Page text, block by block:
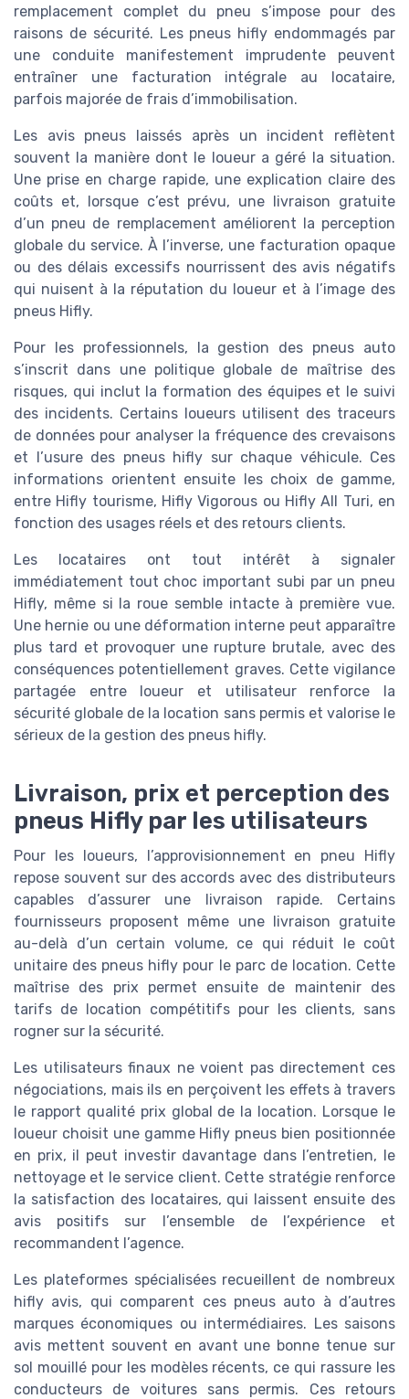
remplacement complet du pneu s’impose pour des
raisons de sécurité. Les pneus hifly endommagés par
une conduite manifestement imprudente peuvent
entraîner une facturation intégrale au locataire,
parfois majorée de frais d’immobilisation.
Les avis pneus laissés après un incident reflètent
souvent la manière dont le loueur a géré la situation.
Une prise en charge rapide, une explication claire des
coûts et, lorsque c’est prévu, une livraison gratuite
d’un pneu de remplacement améliorent la perception
globale du service. À l’inverse, une facturation opaque
ou des délais excessifs nourrissent des avis négatifs
qui nuisent à la réputation du loueur et à l’image des
pneus Hifly.
Pour les professionnels, la gestion des pneus auto
s’inscrit dans une politique globale de maîtrise des
risques, qui inclut la formation des équipes et le suivi
des incidents. Certains loueurs utilisent des traceurs
de données pour analyser la fréquence des crevaisons
et l’usure des pneus hifly sur chaque véhicule. Ces
informations orientent ensuite les choix de gamme,
entre Hifly tourisme, Hifly Vigorous ou Hifly All Turi, en
fonction des usages réels et des retours clients.
Les locataires ont tout intérêt à signaler
immédiatement tout choc important subi par un pneu
Hifly, même si la roue semble intacte à première vue.
Une hernie ou une déformation interne peut apparaître
plus tard et provoquer une rupture brutale, avec des
conséquences potentiellement graves. Cette vigilance
partagée entre loueur et utilisateur renforce la
sécurité globale de la location sans permis et valorise le
sérieux de la gestion des pneus hifly.
Livraison, prix et perception des
pneus Hifly par les utilisateurs
Pour les loueurs, l’approvisionnement en pneu Hifly
repose souvent sur des accords avec des distributeurs
capables d’assurer une livraison rapide. Certains
fournisseurs proposent même une livraison gratuite
au-delà d’un certain volume, ce qui réduit le coût
unitaire des pneus hifly pour le parc de location. Cette
maîtrise des prix permet ensuite de maintenir des
tarifs de location compétitifs pour les clients, sans
rogner sur la sécurité.
Les utilisateurs finaux ne voient pas directement ces
négociations, mais ils en perçoivent les effets à travers
le rapport qualité prix global de la location. Lorsque le
loueur choisit une gamme Hifly pneus bien positionnée
en prix, il peut investir davantage dans l’entretien, le
nettoyage et le service client. Cette stratégie renforce
la satisfaction des locataires, qui laissent ensuite des
avis positifs sur l’ensemble de l’expérience et
recommandent l’agence.
Les plateformes spécialisées recueillent de nombreux
hifly avis, qui comparent ces pneus auto à d’autres
marques économiques ou intermédiaires. Les saisons
avis mettent souvent en avant une bonne tenue sur
sol mouillé pour les modèles récents, ce qui rassure les
conducteurs de voitures sans permis. Ces retours